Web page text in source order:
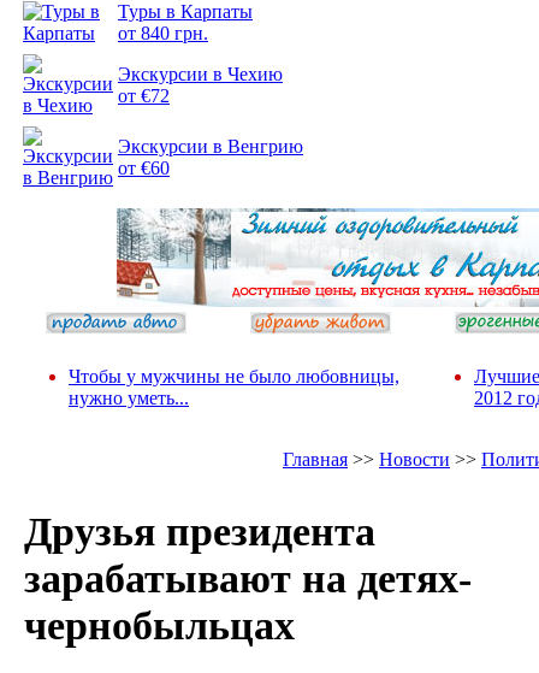
Туры в Карпаты
от 840 грн.
Экскурсии в Чехию
от €72
Экскурсии в Венгрию
от €60
Чтобы у мужчины не было любовницы,
нужно уметь...
Лучшие
2012
Главная >> Новости >>
Друзья президента
зарабатывают на детях-
чернобыльцах